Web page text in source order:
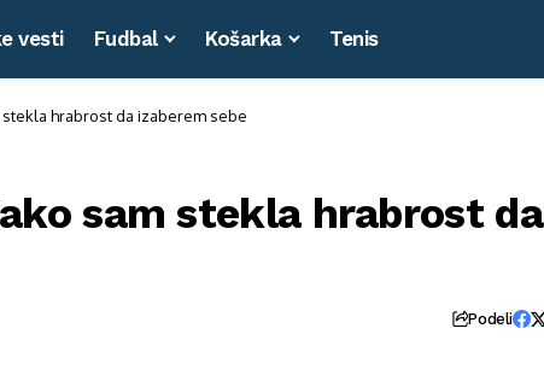
vesti Fudbal Košarka Tenis
hrabrost da izaberem sebe
sam stekla hrabrost da
Podeli